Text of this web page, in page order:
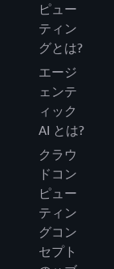
ピュー
ティン
グとは?
エージ
ェンテ
ィック
AI とは?
クラウ
ドコン
ピュー
ティン
グコン
セプト